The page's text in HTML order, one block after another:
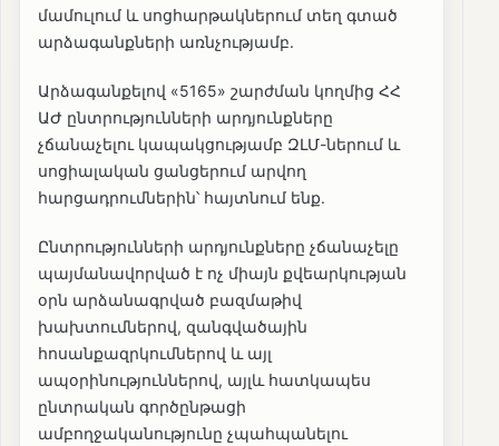
մամուլում և սոցհարթակներում տեղ գտած
արձագանքների առնչությամբ.
Արձագանքելով «5165» շարժման կողմից ՀՀ
ԱԺ ընտրությունների արդյունքները
չճանաչելու կապակցությամբ ԶԼՄ-ներում և
սոցիալական ցանցերում արվող
հարցադրումներին՝ հայտնում ենք.
Ընտրությունների արդյունքները չճանաչելը
պայմանավորված է ոչ միայն քվեարկության
օրն արձանագրված բազմաթիվ
խախտումներով, զանգվածային
հոսանքազրկումներով և այլ
ապօրինություններով, այլև հատկապես
ընտրական գործընթացի
ամբողջականությունը չպահպանելու